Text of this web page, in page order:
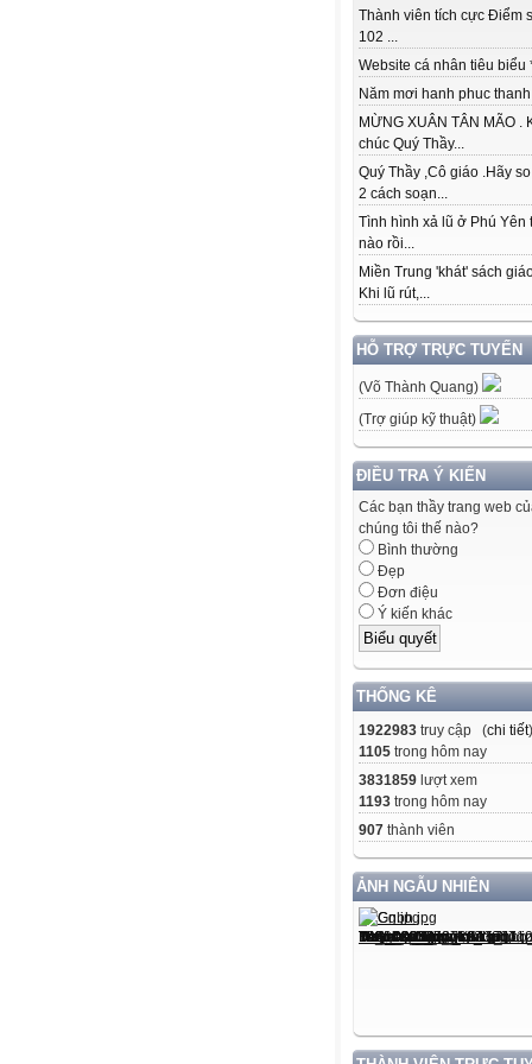
Thành viên tích cực Điểm
102 ...
Website cá nhân tiêu biểu
Năm mơi hanh phuc
MỪNG XUÂN TÂN MÃO .
chúc Quý Thầy...
Quý Thầy ,Cô giáo .Hãy
2 cách soạn...
Tình hình xả lũ ở Phú Yên
nào rồi...
Miền Trung 'khát' sách
Khi lũ rút,...
HỖ TRỢ TRỰC TUYẾN
(Võ Thành Quang)
(Trợ giúp kỹ thuật)
ĐIỀU TRA Ý KIẾN
Các bạn thầy trang web
chúng tôi thế nào?
Bình thường
Đẹp
Đơn điệu
Ý kiến khác
THỐNG KÊ
1922983 truy cập (chi tiết)
1105 trong hôm nay
3831859 lượt xem
1193 trong hôm nay
907 thành viên
ẢNH NGẪU NHIÊN